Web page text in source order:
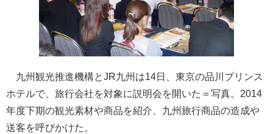
九州観光推進機構とJR九州は14日、東京の品川プリンス
ホテルで、旅行会社を対象に説明会を開いた＝写真。2014
年度下期の観光素材や商品を紹介、九州旅行商品の造成や
送客を呼びかけた。